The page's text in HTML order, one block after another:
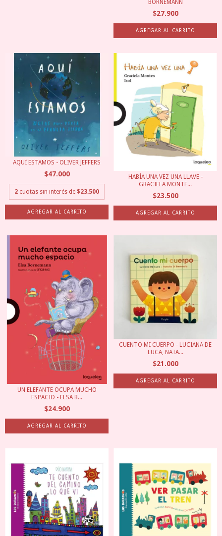
BORNEMANN
$27.900
AQUÍ ESTAMOS - OLIVER JEFFERS
$47.000
2 cuotas sin interés de $23.500
HABÍA UNA VEZ UNA LLAVE -
GRACIELA MONTE...
$23.500
UN ELEFANTE OCUPA MUCHO
ESPACIO - ELSA B...
$24.900
CUENTO MI CUERPO - LUCIANA DE
LUCA, NATA...
$21.000